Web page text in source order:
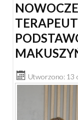
Utworzono: 13